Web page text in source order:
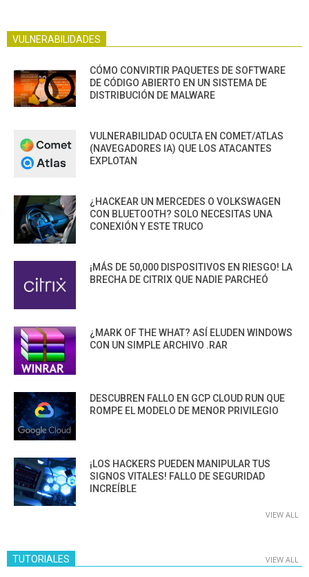
VULNERABILIDADES
CÓMO CONVIRTIR PAQUETES DE SOFTWARE
DE CÓDIGO ABIERTO EN UN SISTEMA DE
DISTRIBUCIÓN DE MALWARE
VULNERABILIDAD OCULTA EN COMET/ATLAS
(NAVEGADORES IA) QUE LOS ATACANTES
EXPLOTAN
¿HACKEAR UN MERCEDES O VOLKSWAGEN
CON BLUETOOTH? SOLO NECESITAS UNA
CONEXIÓN Y ESTE TRUCO
¡MÁS DE 50,000 DISPOSITIVOS EN RIESGO! LA
BRECHA DE CITRIX QUE NADIE PARCHEÓ
¿MARK OF THE WHAT? ASÍ ELUDEN WINDOWS
CON UN SIMPLE ARCHIVO .RAR
DESCUBREN FALLO EN GCP CLOUD RUN QUE
ROMPE EL MODELO DE MENOR PRIVILEGIO
¡LOS HACKERS PUEDEN MANIPULAR TUS
SIGNOS VITALES! FALLO DE SEGURIDAD
INCREÍBLE
VIEW ALL
TUTORIALES VIEW ALL